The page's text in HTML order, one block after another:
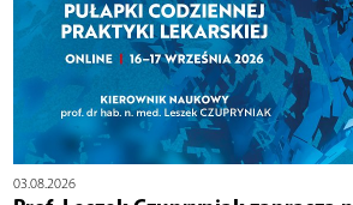
03.08.2026